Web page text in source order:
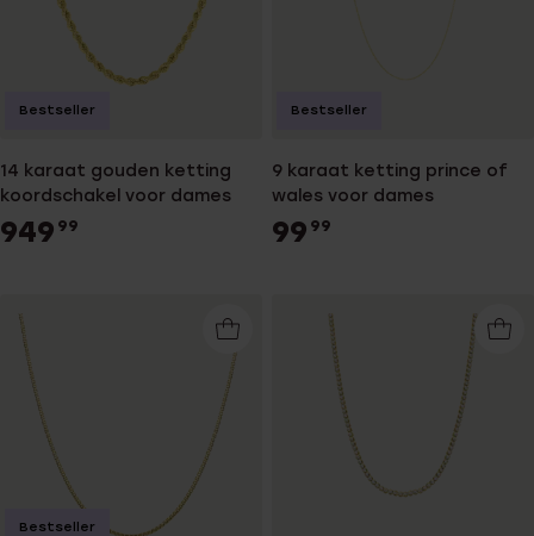
14 karaat gouden ketting
koordschakel voor dames
949 99
Bestseller
9 karaat ketting prince of
wales voor dames
99 99
Bestseller
Bestseller